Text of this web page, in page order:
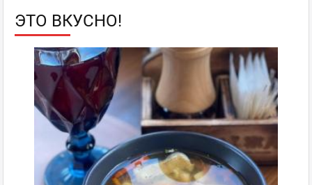
ЭТО ВКУСНО!